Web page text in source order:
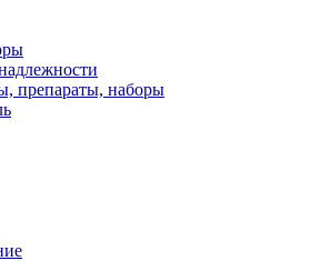
препараты, наборы